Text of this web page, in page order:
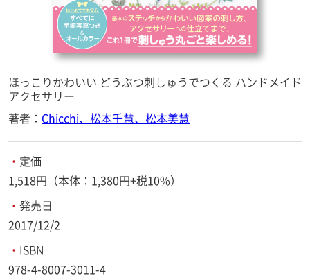
ほっこりかわいい どうぶつ刺しゅうでつくる ハンドメイド
アクセサリー
著者： Chicchi、松本千慧、松本美慧
・ 定価
1,518円（本体：1,380円+税10%）
・ 発売日
2017/12/2
・ ISBN
978-4-8007-3011-4